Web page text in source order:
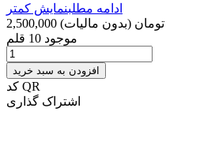
ادامه مطلبنمایش کمتر
2,500,000 تومان (بدون مالیات)
موجود 10 قلم
افزودن به سبد خرید
کد QR
اشتراک گذاری